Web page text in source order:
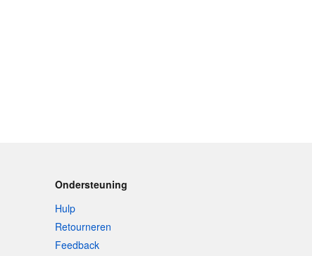
Ondersteuning
Hulp
Retourneren
Feedback